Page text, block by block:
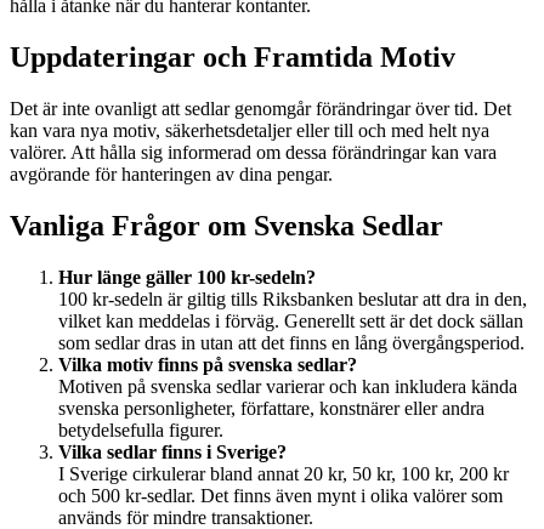
hålla i åtanke när du hanterar kontanter.
Uppdateringar och Framtida Motiv
Det är inte ovanligt att sedlar genomgår förändringar över tid. Det
kan vara nya motiv, säkerhetsdetaljer eller till och med helt nya
valörer. Att hålla sig informerad om dessa förändringar kan vara
avgörande för hanteringen av dina pengar.
Vanliga Frågor om Svenska Sedlar
Hur länge gäller 100 kr-sedeln?
100 kr-sedeln är giltig tills Riksbanken beslutar att dra in den,
vilket kan meddelas i förväg. Generellt sett är det dock sällan
som sedlar dras in utan att det finns en lång övergångsperiod.
Vilka motiv finns på svenska sedlar?
Motiven på svenska sedlar varierar och kan inkludera kända
svenska personligheter, författare, konstnärer eller andra
betydelsefulla figurer.
Vilka sedlar finns i Sverige?
I Sverige cirkulerar bland annat 20 kr, 50 kr, 100 kr, 200 kr
och 500 kr-sedlar. Det finns även mynt i olika valörer som
används för mindre transaktioner.